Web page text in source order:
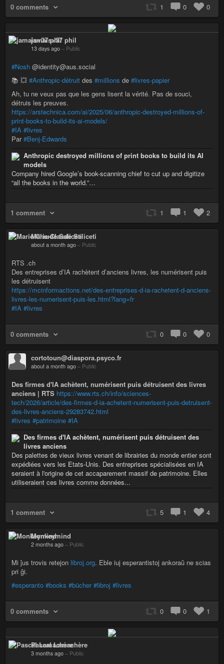
0 comments 1 0 0
jamais+37 phil
13 days ago – Public
#Nosh @identity@aus.social
📚️ 💥 #Anthropic-détruit des #millions de #livres-papier
Ah, tu ne veux pas que les gens lisent la vérité. Pas de souci,
détruis les preuves.
https://arstechnica.com/ai/2025/06/anthropic-destroyed-millions-of-
print-books-to-build-its-ai-models/
#IA #livres
Par#Benj-Edwards
Anthropic destroyed millions of print books to build its AI
models
Company hired Google’s book-scanning chief to cut up and digitize
“all the books in the world.”…
1 comment 1 1 2
Marie-Claude Saliceti
about a month ago – Public
RTS .ch
Des entreprises d’IA rachètent d’anciens livres, les numérisent puis
les détruisent
https://mcinformactions.net/des-entreprises-d-ia-rachetent-d-anciens-
livres-les-numerisent-puis-les.html?lang=fr
#IA #livres
0 comments 0 0 0
cortotoun@diaspora.psyco.fr
about a month ago – Public
Des firmes d'IA achètent, numérisent puis détruisent des livres
anciens | RTS https://www.rts.ch/info/sciences-
tech/2026/article/des-firmes-d-ia-achetent-numerisent-puis-detruisent-
des-livres-anciens-29283742.html
#livres #patrimoine #IA
Des firmes d'IA achètent, numérisent puis détruisent des
livres anciens
Des palettes de vieux livres venant de librairies du monde entier sont
expédiées vers les Etats-Unis. Des entreprises spécialisées en IA
seraient à l'origine de cet accaparement massif de patrimoine. Elles
utiliseraient ces livres comme données...
1 comment 5 1 4
Monkeymind
2 months ago – Public
Mi ĵus trovis retejon libroj.org. Eble iuj esperantistoj ankoraŭ ne scias
pri ĝi.
#esperanto #books #bücher #libroj #livres
0 comments 0 0 1
Pascal Lamachère
3 months ago – Public